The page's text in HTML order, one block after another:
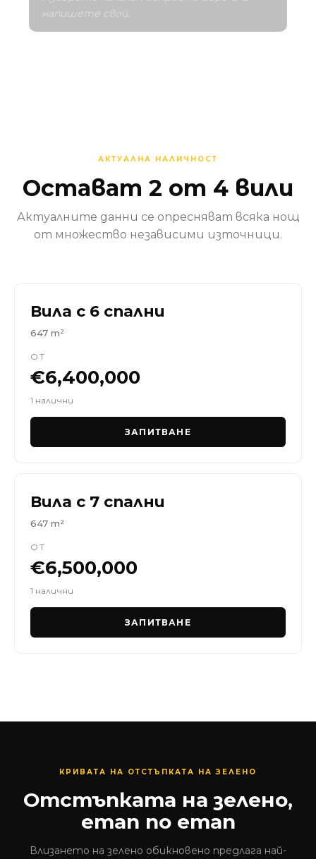
напишете свой.
АКТУАЛНА НАЛИЧНОСТ
Остават 2 от 4 вили
Актуалните данни се опресняват всяка нощ
от множество независими източници.
Вила с 6 спални
647 m²
ОТ
€6,400,000
1 налични
ЗАПИТВАНЕ
Вила с 7 спални
647 m²
ОТ
€6,500,000
1 налични
ЗАПИТВАНЕ
КРИВАТА НА ОТСТЪПКАТА НА ЗЕЛЕНО
Отстъпката на зелено,
етап по етап
Влизането на зелено обикновено предлага най-